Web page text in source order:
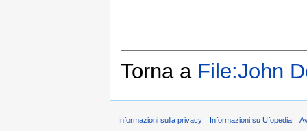
Torna a File:John
Informazioni sulla privacy Informazioni su Ufopedia